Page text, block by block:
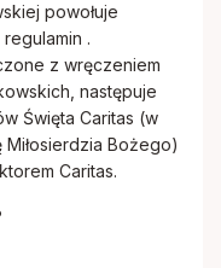
powołuje
.
z wręczeniem
następuje
Święta Caritas (w
Bożego)
Caritas.